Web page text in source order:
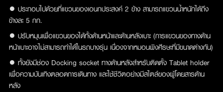
● ประกอบไปด้วยที่แขวนของเอนกประสงค์ 2 ข้าง สามารถแขวนน้ำหนักได้ถึง
ข้างละ 5 กก.
● ปรับหมุนเพื่อแขวนของได้ทั้งด้านหน้าและด้านหลังเบาะ (การแขวนของทางด้าน
หน้าเบาะอาจไม่สามารถทำได้ในรถบางรุ่น เนื่องจากหมอนพิงศีรษะที่มีขนาดต่างกัน)
● ทั้งยังมีช่อง Docking socket ทางด้านหลังสำหรับติดตั้ง Tablet holder
เพื่อความบันเทิงตลอดการเดินทาง และใช้ชีวิตอย่างมีสไตล์ของผู้โดยสารด้าน
หลัง